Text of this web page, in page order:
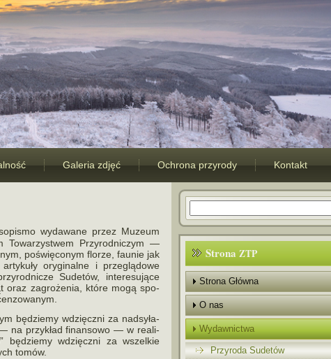
Galeria zdjęć Ochrona przyrody Kontakt
wyda­wane przez Muzeum
Towarzystwem Przyrodniczym —
poświę­co­nym flo­rze, fau­nie jak
ory­gi­nalne i prze­glą­dowe
Sudetów, inte­re­su­jące
oraz zagro­że­nia, które mogą spo­
będziemy wdzięczni za nad­sy­ła­
na przy­kład finan­sowo — w reali­
będziemy wdzięczni za wszel­kie
tomów.
Strona ZTP
Strona Główna
O nas
Wydawnictwa
Przyroda Sudetów